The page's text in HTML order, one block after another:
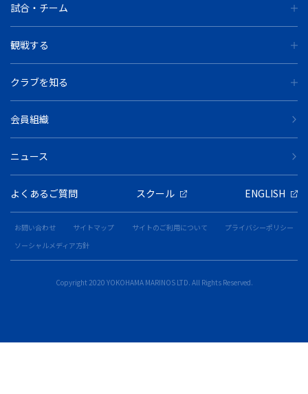
試合・チーム
観戦する
クラブを知る
会員組織
ニュース
よくあるご質問 スクール ENGLISH
お問い合わせ サイトマップ サイトのご利用について
プライバシーポリシー
ソーシャルメディア方針
Copyright 2020 YOKOHAMA MARINOS LTD. All Rights Reserved.